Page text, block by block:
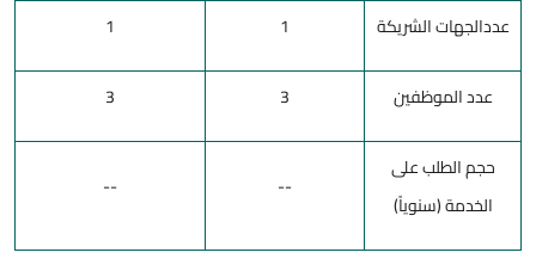
عددالجهات الشريكة 1
1
عدد الموظفين 3
3
حجم الطلب على
الخدمة (سنوياً)
--
--